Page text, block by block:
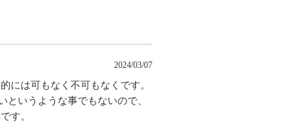
2024/03/07
には可もなく不可もなくです。
いうような事でもないので、
す。